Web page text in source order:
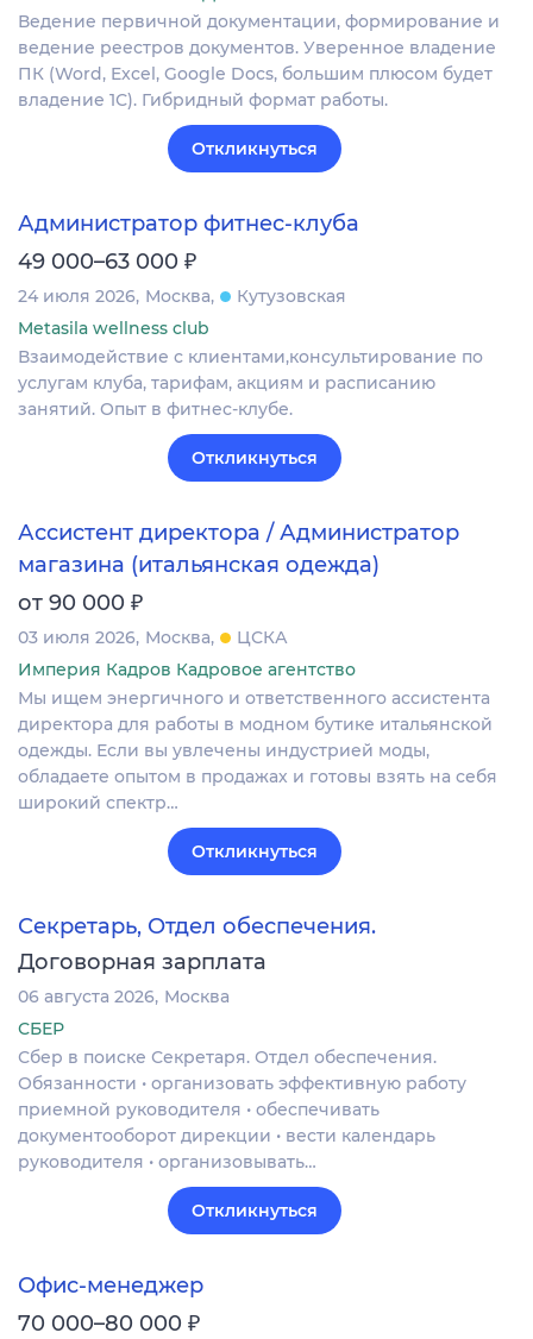
Ведение первичной документации, формирование и
ведение реестров документов. Уверенное владение
ПК (Word, Excel, Google Docs, большим плюсом будет
владение 1С). Гибридный формат работы.
Откликнуться
Администратор фитнес-клуба
49 000–63 000 ₽
24 июля 2026 Москва
Кутузовская
Metasila wellness club
Взаимодействие с клиентами,консультирование по
услугам клуба, тарифам, акциям и расписанию
занятий. Опыт в фитнес-клубе.
Откликнуться
Ассистент директора / Администратор
магазина (итальянская одежда)
от 90 000 ₽
03 июля 2026 Москва
ЦСКА
Империя Кадров Кадровое агентство
Мы ищем энергичного и ответственного ассистента
директора для работы в модном бутике итальянской
одежды. Если вы увлечены индустрией моды,
обладаете опытом в продажах и готовы взять на себя
широкий спектр…
Откликнуться
Секретарь, Отдел обеспечения.
Договорная зарплата
06 августа 2026 Москва
СБЕР
Сбер в поиске Секретаря. Отдел обеспечения.
Обязанности • организовать эффективную работу
приемной руководителя • обеспечивать
документооборот дирекции • вести календарь
руководителя • организовывать…
Откликнуться
Офис-менеджер
70 000–80 000 ₽